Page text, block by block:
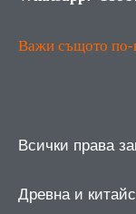
Важи същото по-
Всички права
Древна и